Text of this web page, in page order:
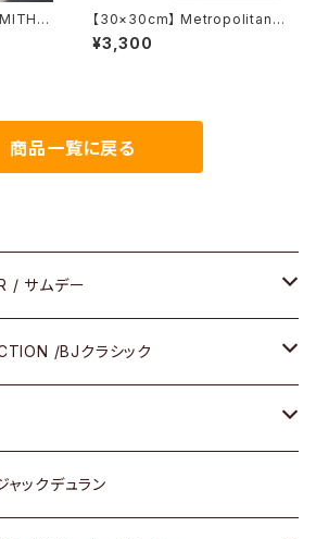
/
ルド
2026ss
【30×30cm】 Metropolitan
Crossbottle メトロポリタンク
ロスボトル MCB356 / 64Squ
¥3,300
商品一覧に戻る
/ サムデー
/BJクラシック
EDITION）
EDITION）
ックデュラン